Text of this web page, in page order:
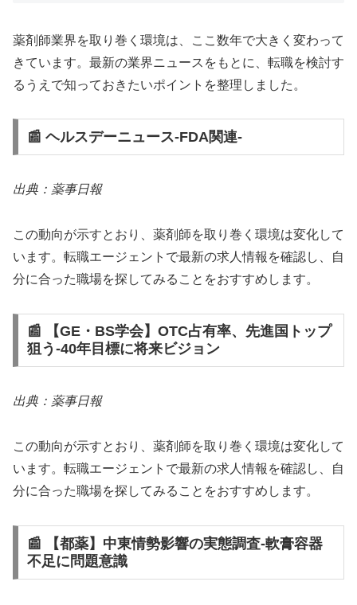
薬剤師業界を取り巻く環境は、ここ数年で大きく変わって
きています。最新の業界ニュースをもとに、転職を検討す
るうえで知っておきたいポイントを整理しました。
📰 ヘルスデーニュース‐FDA関連‐
出典：薬事日報
この動向が示すとおり、薬剤師を取り巻く環境は変化して
います。転職エージェントで最新の求人情報を確認し、自
分に合った職場を探してみることをおすすめします。
📰 【GE・BS学会】OTC占有率、先進国トップ
狙う‐40年目標に将来ビジョン
出典：薬事日報
この動向が示すとおり、薬剤師を取り巻く環境は変化して
います。転職エージェントで最新の求人情報を確認し、自
分に合った職場を探してみることをおすすめします。
📰 【都薬】中東情勢影響の実態調査‐軟膏容器
不足に問題意識